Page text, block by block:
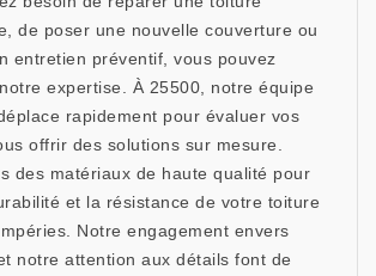
de poser une nouvelle couverture ou
entretien préventif, vous pouvez
expertise. À 25500, notre équipe
rapidement pour évaluer vos
offrir des solutions sur mesure.
des matériaux de haute qualité pour
et la résistance de votre toiture
Notre engagement envers
notre attention aux détails font de